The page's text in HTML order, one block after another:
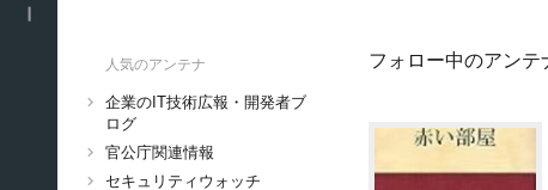
人気のアンテナ
企業のIT技術広報・開発者ブ
ログ
官公庁関連情報
セキュリティウォッチ
フォロー中のアンテ